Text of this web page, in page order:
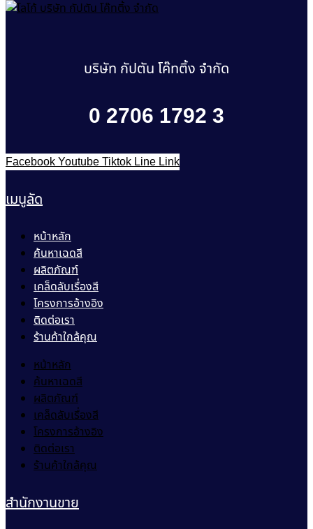
บริษัท กัปตัน โค๊ทติ้ง จำกัด
0 2706 1792 3
FacebookYoutubeTiktokLineLink
เมนูลัด
หน้าหลัก
ค้นหาเฉดสี
ผลิตภัณฑ์
เคล็ดลับเรื่องสี
โครงการอ้างอิง
ติดต่อเรา
ร้านค้าใกล้คุณ
หน้าหลัก
ค้นหาเฉดสี
ผลิตภัณฑ์
เคล็ดลับเรื่องสี
โครงการอ้างอิง
ติดต่อเรา
ร้านค้าใกล้คุณ
สำนักงานขาย